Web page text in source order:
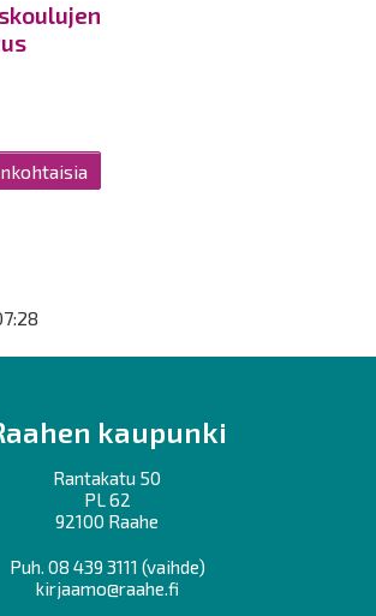
kaupunki
Rantakatu 50
PL 62
92100 Raahe
Puh. 08 439 3111 (vaihde)
kirjaamo@raahe.fi